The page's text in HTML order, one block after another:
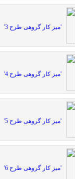
'میز کار گروهی طرح 3'
'میز کار گروهی طرح 4'
'میز کار گروهی طرح 5'
'میز کار گروهی طرح 6'